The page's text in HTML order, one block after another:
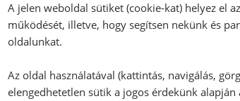
A jelen weboldal sütiket (cookie-kat) helyez el
működését, illetve, hogy segítsen nekünk és
oldalunkat.
Az oldal használatával (kattintás, navigálás,
elengedhetetlen sütik a jogos érdekünk